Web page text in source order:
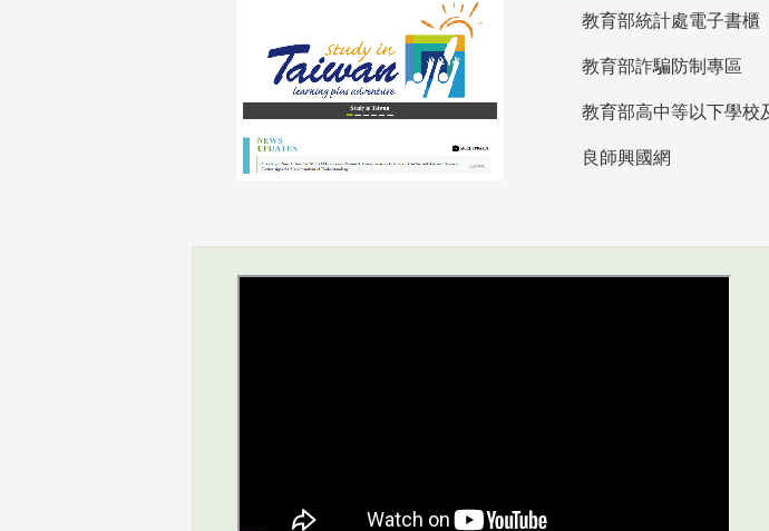
教育部統計處電子書櫃
教育部詐騙防制專區
良師興國網